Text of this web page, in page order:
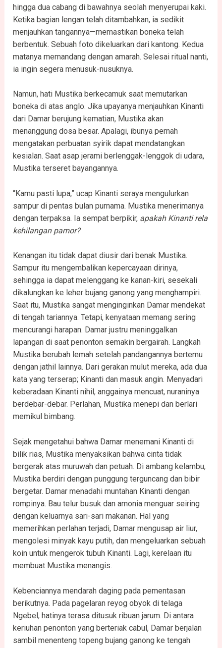
hingga dua cabang di bawahnya seolah menyerupai kaki.
Ketika bagian lengan telah ditambahkan, ia sedikit
menjauhkan tangannya—memastikan boneka telah
berbentuk. Sebuah foto dikeluarkan dari kantong. Kedua
matanya memandang dengan amarah. Selesai ritual nanti,
ia ingin segera menusuk-nusuknya.
Namun, hati Mustika berkecamuk saat memutarkan
boneka di atas anglo. Jika upayanya menjauhkan Kinanti
dari Damar berujung kematian, Mustika akan
menanggung dosa besar. Apalagi, ibunya pernah
mengatakan perbuatan syirik dapat mendatangkan
kesialan. Saat asap jerami berlenggak-lenggok di udara,
Mustika terseret bayangannya.
“Kamu pasti lupa,” ucap Kinanti seraya mengulurkan
sampur di pentas bulan purnama. Mustika menerimanya
dengan terpaksa. Ia sempat berpikir, apakah Kinanti rela
kehilangan pamor?
Kenangan itu tidak dapat diusir dari benak Mustika.
Sampur itu mengembalikan kepercayaan dirinya,
sehingga ia dapat melenggang ke kanan-kiri, sesekali
dikalungkan ke leher bujang ganong yang menghampiri.
Saat itu, Mustika sangat menginginkan Damar mendekat
di tengah tariannya. Tetapi, kenyataan memang sering
mencurangi harapan. Damar justru meninggalkan
lapangan di saat penonton semakin bergairah. Langkah
Mustika berubah lemah setelah pandangannya bertemu
dengan jathil lainnya. Dari gerakan mulut mereka, ada dua
kata yang terserap; Kinanti dan masuk angin. Menyadari
keberadaan Kinanti nihil, anggainya mencuat, nuraninya
berdebar-debar. Perlahan, Mustika menepi dan berlari
memikul bimbang.
Sejak mengetahui bahwa Damar menemani Kinanti di
bilik rias, Mustika menyaksikan bahwa cinta tidak
bergerak atas muruwah dan petuah. Di ambang kelambu,
Mustika berdiri dengan punggung terguncang dan bibir
bergetar. Damar menadahi muntahan Kinanti dengan
rompinya. Bau telur busuk dan amonia menguar seiring
dengan keluarnya sari-sari makanan. Hal yang
memerihkan perlahan terjadi, Damar mengusap air liur,
mengolesi minyak kayu putih, dan mengeluarkan sebuah
koin untuk mengerok tubuh Kinanti. Lagi, kerelaan itu
membuat Mustika menangis.
Kebenciannya mendarah daging pada pementasan
berikutnya. Pada pagelaran reyog obyok di telaga
Ngebel, hatinya terasa ditusuk ribuan jarum. Di antara
keriuhan penonton yang berteriak cabul, Damar berjalan
sambil menenteng topeng bujang ganong ke tengah